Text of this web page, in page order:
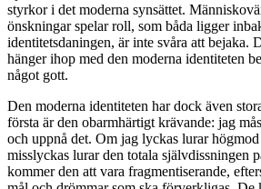
styrkor i det moderna synsättet.
önskningar spelar roll, som båda ligger
identitetsdaningen, är inte svåra att bejaka.
hänger ihop med den moderna identiteten
något gott.
Den moderna identiteten har dock även
första är den obarmhärtigt krävande: jag
och uppnå det. Om jag lyckas lurar
misslyckas lurar den totala självdissningen
kommer den att vara fragmentiserande,